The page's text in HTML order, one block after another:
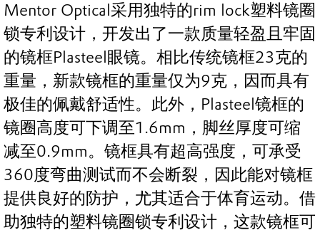
Mentor Optical采用独特的rim lock塑料镜圈
锁专利设计，开发出了一款质量轻盈且牢固
的镜框Plasteel眼镜。相比传统镜框23克的
重量，新款镜框的重量仅为9克，因而具有
极佳的佩戴舒适性。此外，Plasteel镜框的
镜圈高度可下调至1.6mm，脚丝厚度可缩
减至0.9mm。镜框具有超高强度，可承受
360度弯曲测试而不会断裂，因此能对镜框
提供良好的防护，尤其适合于体育运动。借
助独特的塑料镜圈锁专利设计，这款镜框可